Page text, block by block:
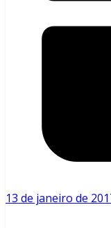
13 de janeiro de